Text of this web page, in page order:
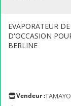
EVAPORATEUR
D'OCCASION
BERLINE
Vendeur :